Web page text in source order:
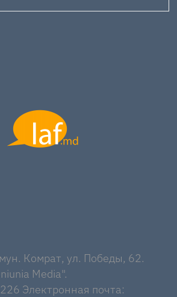
Комрат, ул. Победы, 62.
Media".
Электронная почта: